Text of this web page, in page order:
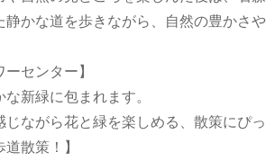
かな道を歩きながら、自然の豊かさ
ーセンター】
新緑に包まれます。
ながら花と緑を楽しめる、散策にぴっ
道散策！】